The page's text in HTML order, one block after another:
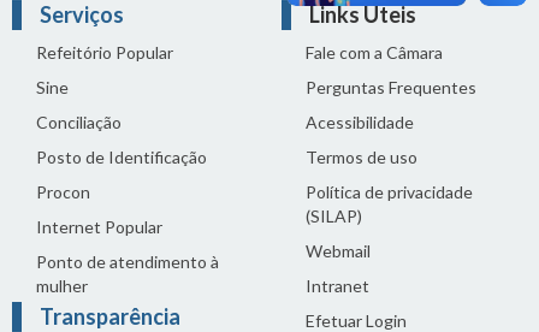
Serviços
Refeitório Popular
Sine
Conciliação
Posto de Identificação
Procon
Internet Popular
Ponto de atendimento à
mulher
Transparência
Links Úteis
Fale com a Câmara
Perguntas Frequentes
Acessibilidade
Termos de uso
Política de privacidade
(SILAP)
Webmail
Intranet
Efetuar Login